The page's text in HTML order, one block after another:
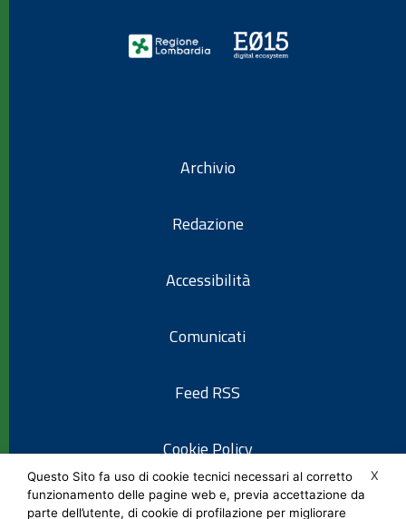
Archivio
Redazione
Accessibilità
Comunicati
Feed RSS
Cookie Policy
Informativa privacy
X
Questo Sito fa uso di cookie tecnici necessari al corretto
funzionamento delle pagine web e, previa accettazione da
parte dell’utente, di cookie di profilazione per migliorare